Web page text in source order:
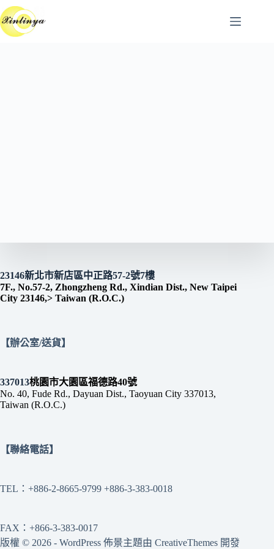
跳
至
主
23146新北市新店區中正路57-2號7樓
7F., No.57-2, Zhongzheng Rd., Xindian Dist., New Taipei
City 23146,> Taiwan (R.O.C.)
【辦公室/送貨】
337013桃園市大園區福德路40號
No. 40, Fude Rd., Dayuan Dist., Taoyuan City 337013,
Taiwan (R.O.C.)
【聯絡電話】
TEL：+886-2-8665-9799 +886-3-383-0018
FAX：+866-3-383-0017
版權 © 2026 - WordPress 佈景主題由 CreativeThemes 開發